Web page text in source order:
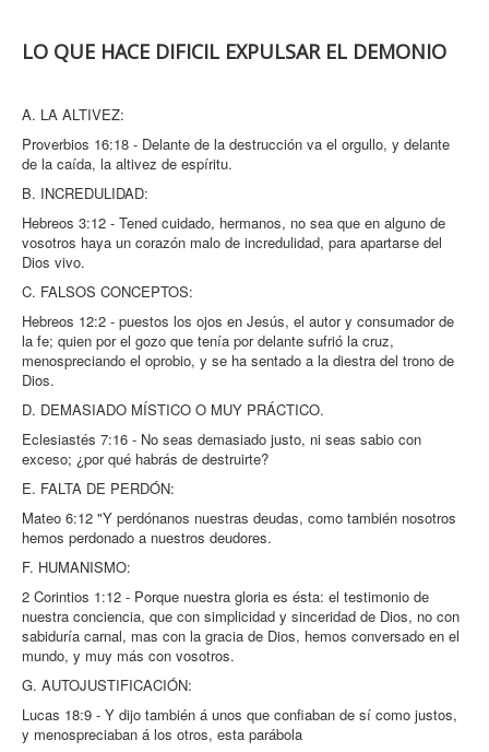
LO QUE HACE DIFICIL EXPULSAR EL DEMONIO
A. LA ALTIVEZ:
Proverbios 16:18 - Delante de la destrucción va el orgullo, y delante
de la caída, la altivez de espíritu.
B. INCREDULIDAD:
Hebreos 3:12 - Tened cuidado, hermanos, no sea que en alguno de
vosotros haya un corazón malo de incredulidad, para apartarse del
Dios vivo.
C. FALSOS CONCEPTOS:
Hebreos 12:2 - puestos los ojos en Jesús, el autor y consumador de
la fe; quien por el gozo que tenía por delante sufrió la cruz,
menospreciando el oprobio, y se ha sentado a la diestra del trono de
Dios.
D. DEMASIADO MÍSTICO O MUY PRÁCTICO.
Eclesiastés 7:16 - No seas demasiado justo, ni seas sabio con
exceso; ¿por qué habrás de destruirte?
E. FALTA DE PERDÓN:
Mateo 6:12 "Y perdónanos nuestras deudas, como también nosotros
hemos perdonado a nuestros deudores.
F. HUMANISMO:
2 Corintios 1:12 - Porque nuestra gloria es ésta: el testimonio de
nuestra conciencia, que con simplicidad y sinceridad de Dios, no con
sabiduría carnal, mas con la gracia de Dios, hemos conversado en el
mundo, y muy más con vosotros.
G. AUTOJUSTIFICACIÓN:
Lucas 18:9 - Y dijo también á unos que confiaban de sí como justos,
y menospreciaban á los otros, esta parábola